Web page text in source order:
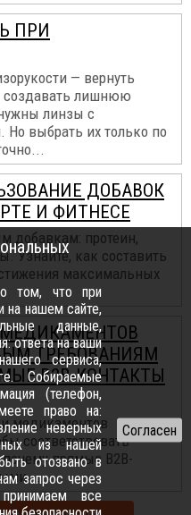
ПРИ
— вернуть
создавать лишнюю
линзы с
выбрать их только по
ДОБАВОК
И ФИТНЕСЕ
добавкам: протеин,
Узнайте, как составить
максимальных
ТРЕБОВАНИЯМ
B2B-КОНТАКТЫ
медикаментов
соответствовать
прямые B2B-
том, что при
на нашем сайте,
данные,
ответа на ваши
сервиса,
Собираемые
(телефон,
право на:
неверных
из нашей
отозвано в
запрос через
все